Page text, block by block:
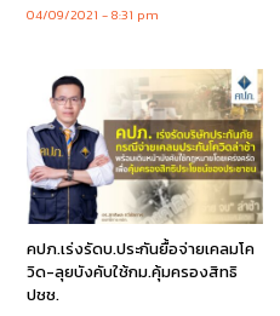
04/09/2021 8:31 pm
คปภ.เร่งรัดบ.ประกันยื้อจ่ายเคลมโค
วิด-ลุยบังคับใช้กม.คุ้มครองสิทธิ
ปชช.